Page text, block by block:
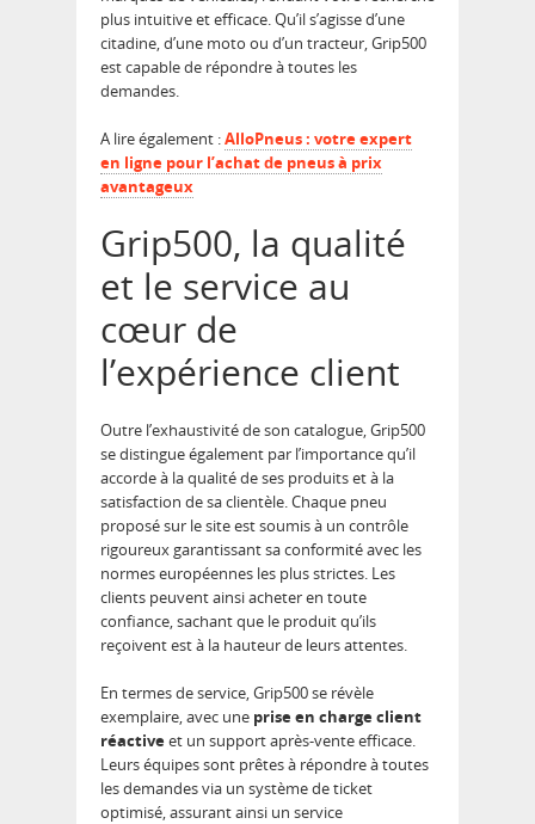
plus intuitive et efficace. Qu’il s’agisse d’une
citadine, d’une moto ou d’un tracteur, Grip500
est capable de répondre à toutes les
demandes.
A lire également :AlloPneus : votre expert
en ligne pour l’achat de pneus à prix
avantageux
Grip500, la qualité
et le service au
cœur de
l’expérience client
Outre l’exhaustivité de son catalogue, Grip500
se distingue également par l’importance qu’il
accorde à la qualité de ses produits et à la
satisfaction de sa clientèle. Chaque pneu
proposé sur le site est soumis à un contrôle
rigoureux garantissant sa conformité avec les
normes européennes les plus strictes. Les
clients peuvent ainsi acheter en toute
confiance, sachant que le produit qu’ils
reçoivent est à la hauteur de leurs attentes.
En termes de service, Grip500 se révèle
exemplaire, avec une prise en charge client
réactiveet un support après-vente efficace.
Leurs équipes sont prêtes à répondre à toutes
les demandes via un système de ticket
optimisé, assurant ainsi un service